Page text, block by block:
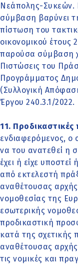
Νεάπολης-Συκεών.
σύμβαση βαρύνει
πίστωση του
οικονομικού έτους
παρούσα σύμβαση
Πιστώσεις του
Προγράμματος
(Συλλογική
Έργου 240.3.1/2022.
11.
ενδιαφερόμενος, ο
να του ανατεθεί η
έχει ή είχε υποστεί
από εκτελεστή
αναθέτουσας
νομοθεσίας της
εσωτερικής
προδικαστική
κατά της σχετικής
αναθέτουσας
τις νομικές και